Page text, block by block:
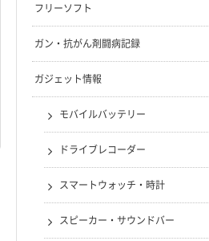
フリーソフト
ガン・抗がん剤闘病記録
ガジェット情報
モバイルバッテリー
ドライブレコーダー
スマートウォッチ・時計
スピーカー・サウンドバー